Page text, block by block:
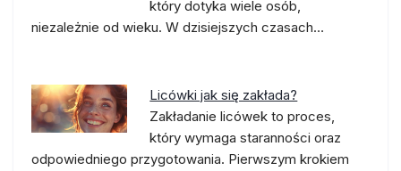
który dotyka wiele osób,
niezależnie od wieku. W dzisiejszych czasach…
Licówki jak się zakłada?
Zakładanie licówek to proces,
który wymaga staranności oraz
odpowiedniego przygotowania. Pierwszym krokiem